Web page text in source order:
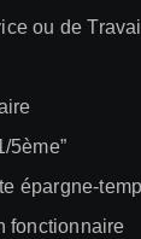
ou de Travail
5ème”
épargne-
fonctionnaire